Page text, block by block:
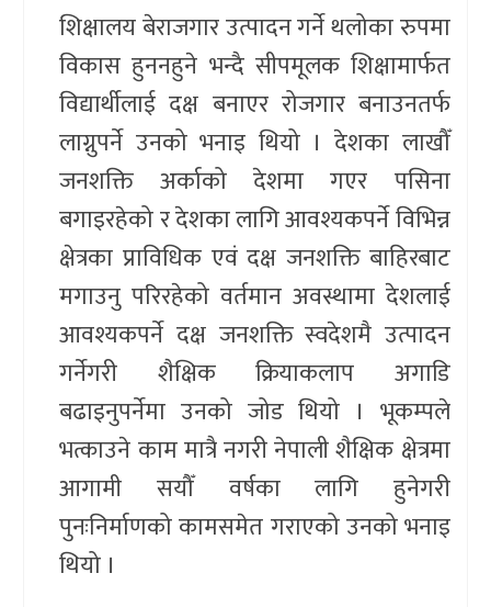
शिक्षालय बेराजगार उत्पादन गर्ने थलोका रुपमा
विकास हुननहुने भन्दै सीपमूलक शिक्षामार्फत
विद्यार्थीलाई दक्ष बनाएर रोजगार बनाउनतर्फ
लाग्नुपर्ने उनको भनाइ थियो । देशका लाखौँ
जनशक्ति अर्काको देशमा गएर पसिना
बगाइरहेको र देशका लागि आवश्यकपर्ने विभिन्न
क्षेत्रका प्राविधिक एवं दक्ष जनशक्ति बाहिरबाट
मगाउनु परिरहेको वर्तमान अवस्थामा देशलाई
आवश्यकपर्ने दक्ष जनशक्ति स्वदेशमै उत्पादन
गर्नेगरी शैक्षिक क्रियाकलाप अगाडि
बढाइनुपर्नेमा उनको जोड थियो । भूकम्पले
भत्काउने काम मात्रै नगरी नेपाली शैक्षिक क्षेत्रमा
आगामी सयौँ वर्षका लागि हुनेगरी
पुनःनिर्माणको कामसमेत गराएको उनको भनाइ
थियो ।